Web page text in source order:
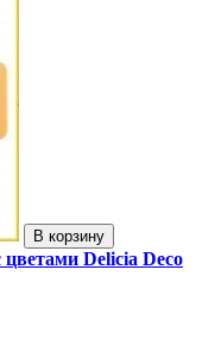
В корзину
Delicia Deco